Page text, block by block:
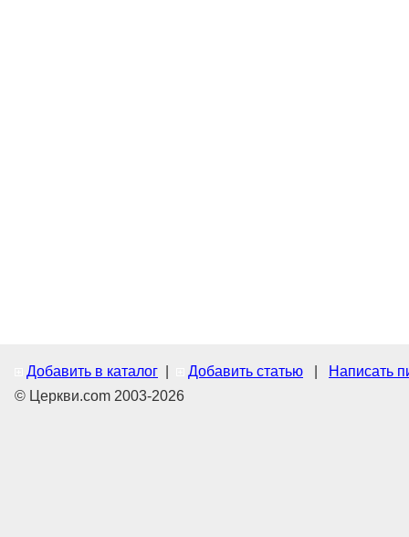
Добавить в каталог Добавить статью
Написать
© Церкви.com 2003-2026